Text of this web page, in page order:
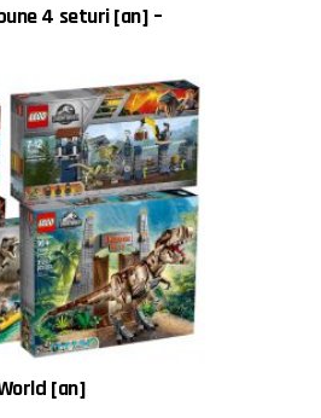
4 seturi [an] –
[an]